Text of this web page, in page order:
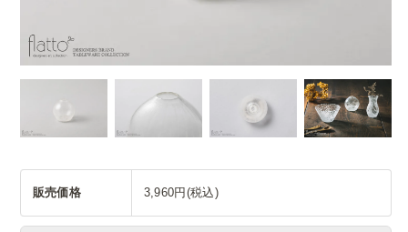
販売価格 3,960円(税込)